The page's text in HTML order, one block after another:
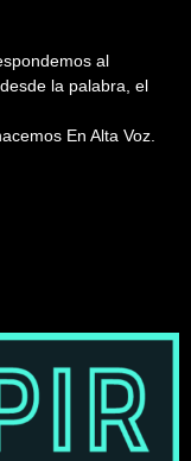
al
la palabra, el
En Alta Voz.